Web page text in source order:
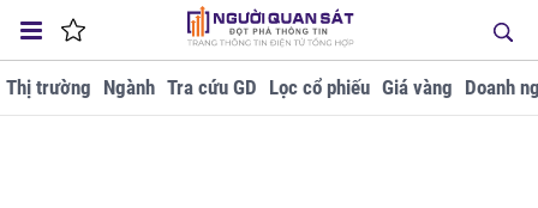
Thị trường Ngành Tra cứu GD Lọc cổ phiếu Giá vàng Doanh